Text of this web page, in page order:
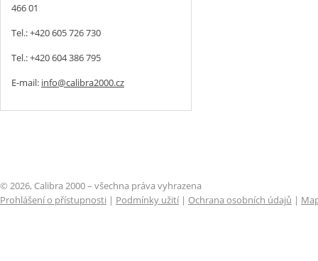
466 01
Tel.: +420 605 726 730
Tel.: +420 604 386 795
E-mail: info@calibra2000.cz
© 2026, Calibra 2000 – všechna práva vyhrazena
Prohlášení o přístupnosti | Podmínky užití| Ochrana osobních údajů |